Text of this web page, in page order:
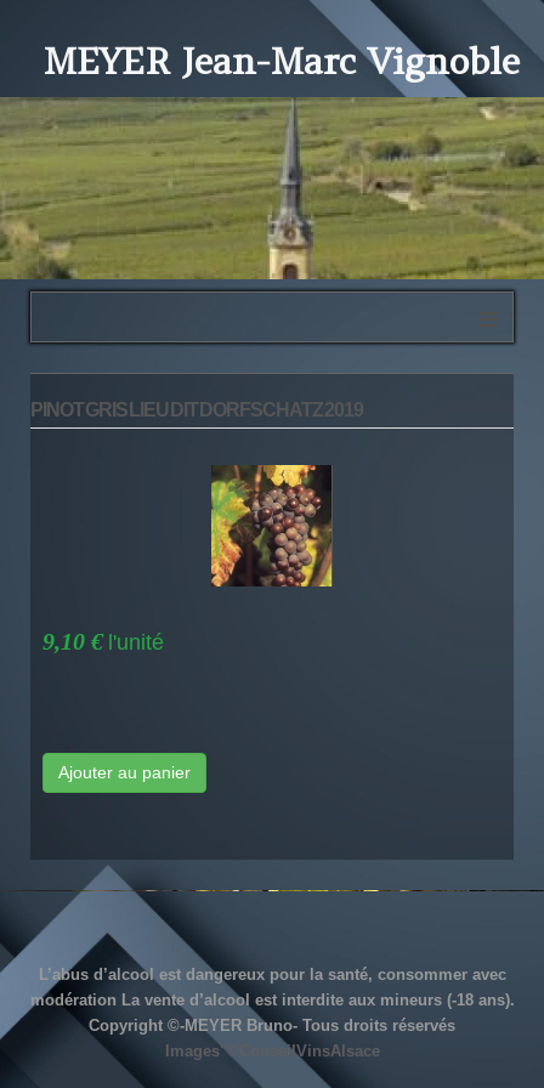
MEYER Jean-Marc Vignoble
PINOT GRIS LIEU DIT DORFSCHATZ 2019
9,10 € l'unité
Ajouter au panier
L’abus d’alcool est dangereux pour la santé, consommer avec
modération La vente d’alcool est interdite aux mineurs (-18 ans).
Copyright ©-MEYER Bruno- Tous droits réservés
Images"©ConseilVinsAlsace